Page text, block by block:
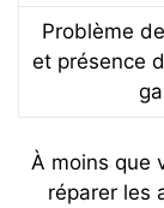
Problème
et présence
À moins que
réparer les